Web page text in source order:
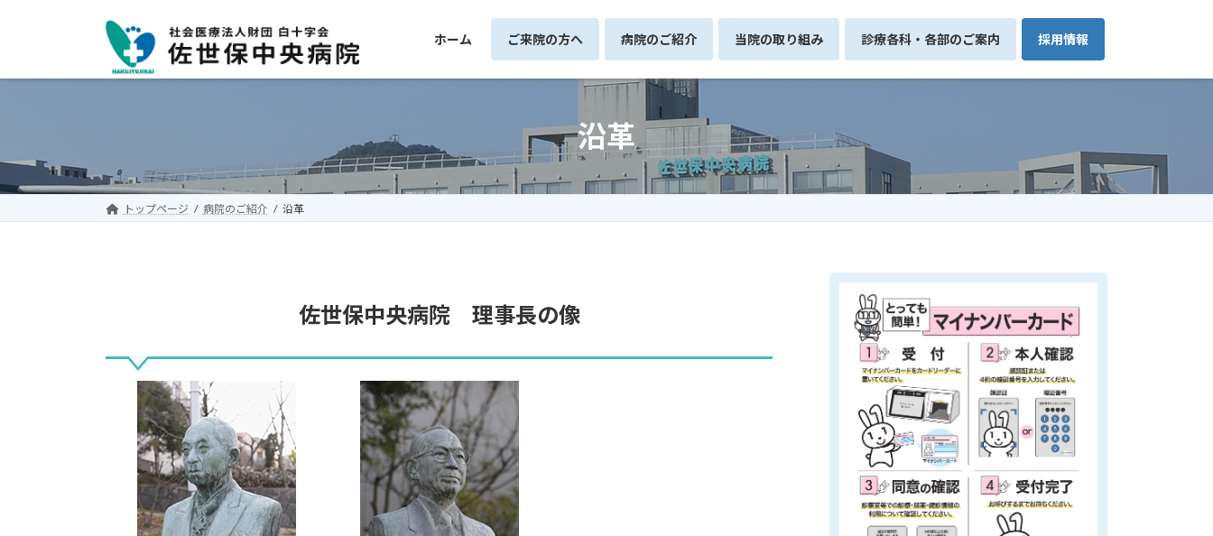
ン
キ
ッ
ー
に
移
ホーム ご来院の方へ 病院のご紹介 当院の取り組み 診療各科・各部のご案内 採用情報
沿革
トップページ 病院のご紹介 沿革
佐世保中央病院 理事長の像